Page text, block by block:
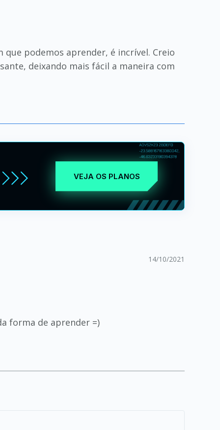
podemos aprender, é incrível. Creio
deixando mais fácil a maneira com
VEJA OS PLANOS
14/10/2021
forma de aprender =)